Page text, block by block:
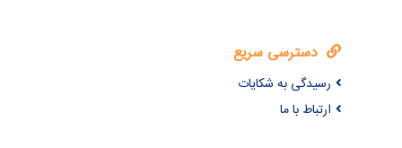
دسترسی سریع
رسیدگی به شکایات
ارتباط با ما